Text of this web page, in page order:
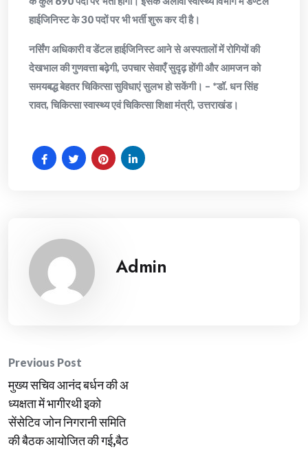
हाईजिनिस्ट के 30 पदों पर भी भर्ती शुरू कर दी है।
नर्सिंग अधिकारी व डेंटल हाईजिनिस्ट आने से अस्पतालों में रोगियों की
देखभाल की गुणवत्ता बढ़ेगी, उपचार सेवाएँ सुदृढ़ होंगी और आमजन को
समयबद्ध बेहतर चिकित्सा सुविधाएं सुलभ हो सकेंगी। – *डॉ. धन सिंह
रावत, चिकित्सा स्वास्थ्य एवं चिकित्सा शिक्षा मंत्री, उत्तराखंड।
Admin
Post
navigation
Previous Post
मुख्य सचिव आनंद बर्धन की अ
ध्यक्षता में भागीरथी इको
सेंसेटिव जोन निगरानी समिति
की बैठक आयोजित की गई,बैठ